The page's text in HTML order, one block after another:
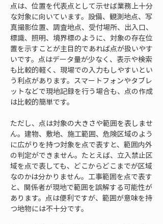
点は、位置を代表点として示せば業務上十分
な対象に向いています。設備、観測地点、写
真撮影位置、調査地点、受付場所、出入口、
標識、照明、境界標のように、対象の存在位
置を示すことが主目的であれば点が扱いやす
いです。点はデータ量が少なく、表示や検索
も比較的軽く、現場での入力もしやすいとい
う利点があります。スマートフォンやタブレ
ットなどで現地記録を行う場合も、点の作成
は比較的簡単です。
ただし、点は対象の大きさや範囲を表しませ
ん。建物、敷地、施工範囲、危険区域のよう
に広がりを持つ対象を点で表すと、範囲内外
の判定ができません。たとえば、立入禁止区
域を点で表しても、どこからどこまでが区域
なのかは分かりません。工事範囲を点で表す
と、関係者が現地で範囲を誤解する可能性が
あります。点は便利ですが、範囲が意味を持
つ地物には不十分です。